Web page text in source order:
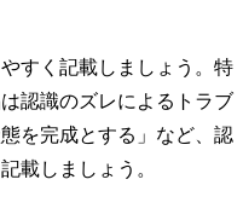
すく記載しましょう。特
認識のズレによるトラブ
を完成とする」など、認
載しましょう。